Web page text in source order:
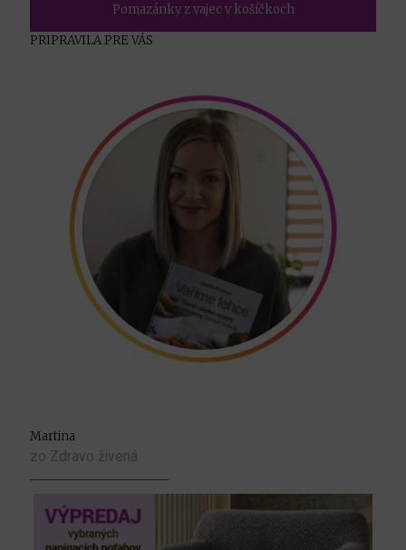
Pomazánky z vajec v košíčkoch
PRIPRAVILA PRE VÁS
Martina
zo Zdravo živená